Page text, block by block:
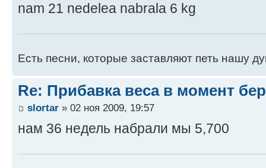
nam 21 nedelea nabrala 6 kg
Есть песни, которые заставляют петь нашу
Re: Прибавка веса в момент
slortar » 02 ноя 2009, 19:57
нам 36 недель набрали мы 5,700